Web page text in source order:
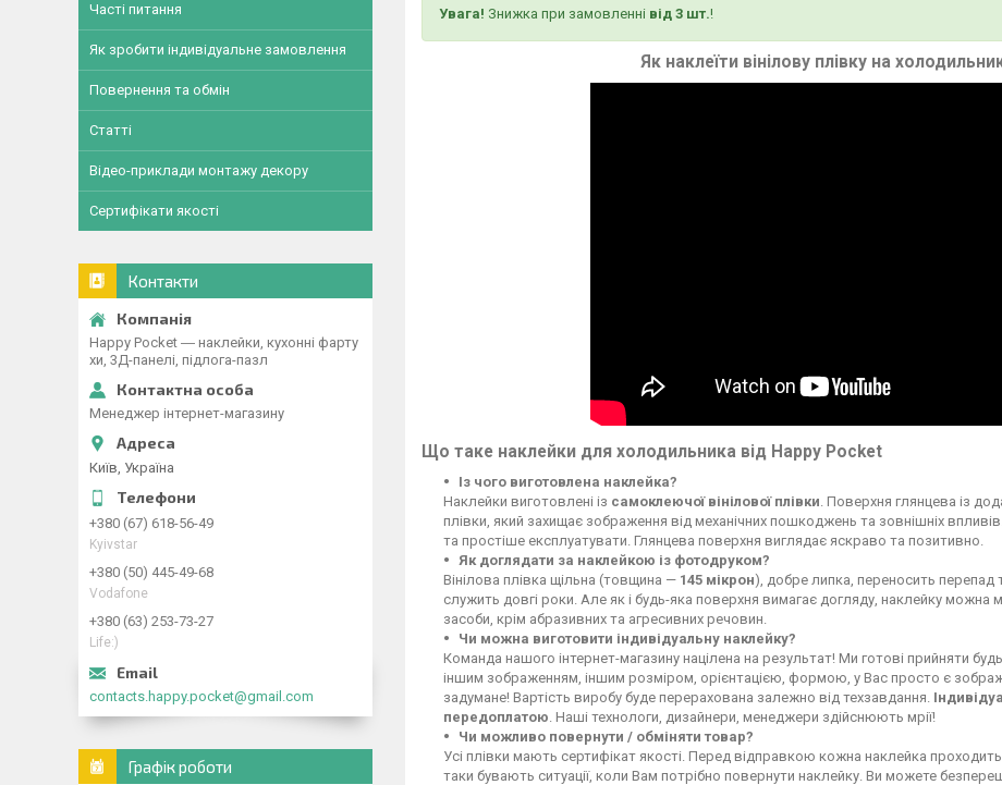
Увага! Знижка при замовленні від 3 шт.!
Як наклеїти вінілову плівку на
Що таке наклейки для холодильника від Happy Pocket
Із чого виготовлена наклейка?
Наклейки виготовлені із самоклеючої вінілової плівки . Поверхня глянцева із
плівки, який захищає зображення від механічних пошкоджень та зовнішніх
та простіше експлуатувати. Глянцева поверхня виглядає яскраво та позитивно.
Як доглядати за наклейкою із фотодруком?
Вінілова плівка щільна (товщина — 145 мікрон), добре липка, переносить перепад
служить довгі роки. Але як і будь-яка поверхня вимагає догляду, наклейку
засоби, крім абразивних та агресивних речовин.
Чи можна виготовити індивідуальну наклейку?
Команда нашого інтернет-магазину націлена на результат! Ми готові прийняти
іншим зображенням, іншим розміром, орієнтацією, формою, у Вас просто є
задумане! Вартість виробу буде перерахована залежно від техзавдання.
передоплатою . Наші технологи, дизайнери, менеджери здійснюють мрії!
Чи можливо повернути / обміняти товар?
Усі плівки мають сертифікат якості. Перед відправкою кожна наклейка
таки бувають ситуації, коли Вам потрібно повернути наклейку. Ви можете
Часті питання
Як зробити індивідуальне замовлення
Повернення та обмін
Статті
Відео-приклади монтажу декору
Сертифікати якості
Контакти
Happy Pocket ― наклейки, кухонні фарту
хи, 3Д-панелі, підлога-пазл
Менеджер інтернет-магазину
Київ, Україна
+380 (67) 618-56-49
Kyivstar
+380 (50) 445-49-68
Vodafone
+380 (63) 253-73-27
Life:)
contacts.happy.pocket@gmail.com
Графік роботи